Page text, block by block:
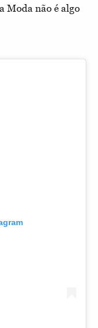
Moda não é algo